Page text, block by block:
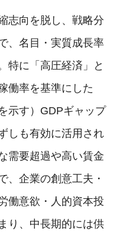
志向を脱し、戦略分
、名目・実質成長率
特に「高圧経済」と
働率を基準にした
示す）GDPギャップ
しも有効に活用され
需要超過や高い賃金
、企業の創意工夫・
働意欲・人的資本投
り、中長期的には供